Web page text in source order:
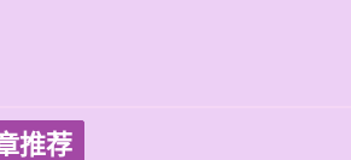
推荐